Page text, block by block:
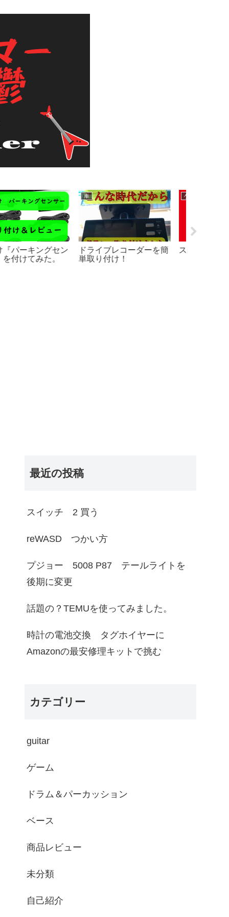
RT-30HRを使
電子ドラムのスネア
ベース
エレキベース初心者が最
初に読む基本！2回目 指
最近の投稿
スイッチ 2 買う
reWASD つかい方
プジョー 5008 P87 テールライトを
後期に変更
話題の？TEMUを使ってみました。
時計の電池交換 タグホイヤーに
Amazonの最安修理キットで挑む
カテゴリー
guitar
ゲーム
ドラム＆パーカッション
ベース
商品レビュー
未分類
自己紹介